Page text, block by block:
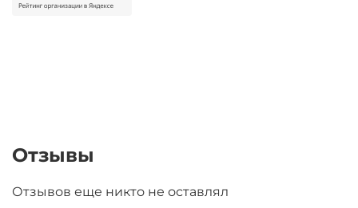
первоначальный вид и функциональность.
оформлении заказа пожалуйста заполните
Отзывы
Отзывов еще никто не оставлял